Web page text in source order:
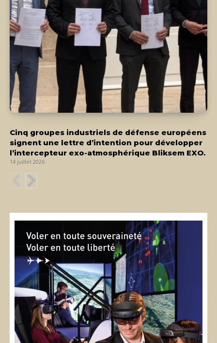
Cinq groupes industriels de défense européens
signent une lettre d’intention pour développer
l’intercepteur exo-atmosphérique Bliksem EXO.
14 juillet 2026